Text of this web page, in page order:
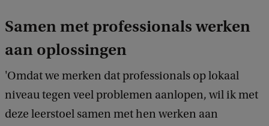
Samen met professionals werken
aan oplossingen
'Omdat we merken dat professionals op lokaal
niveau tegen veel problemen aanlopen, wil ik met
deze leerstoel samen met hen werken aan